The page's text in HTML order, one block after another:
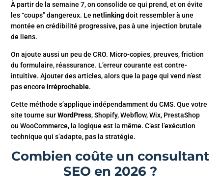
À partir de la semaine 7, on consolide ce qui prend, et on évite
les “coups” dangereux. Lenetlinkingdoit ressembler à une
montée en crédibilité progressive, pas à une injection brutale
de liens.
On ajoute aussi un peu de CRO. Micro-copies, preuves, friction
du formulaire, réassurance. L’erreur courante est contre-
intuitive. Ajouter des articles, alors que la page qui vend n’est
pas encoreirréprochable.
Cette méthode s’applique indépendamment du CMS. Que votre
site tourne surWordPress, Shopify, Webflow, Wix, PrestaShop
ou WooCommerce, la logique est la même. C’est l’exécution
technique qui s’adapte, pas la stratégie.
Combien coûte un consultant
SEO en 2026 ?